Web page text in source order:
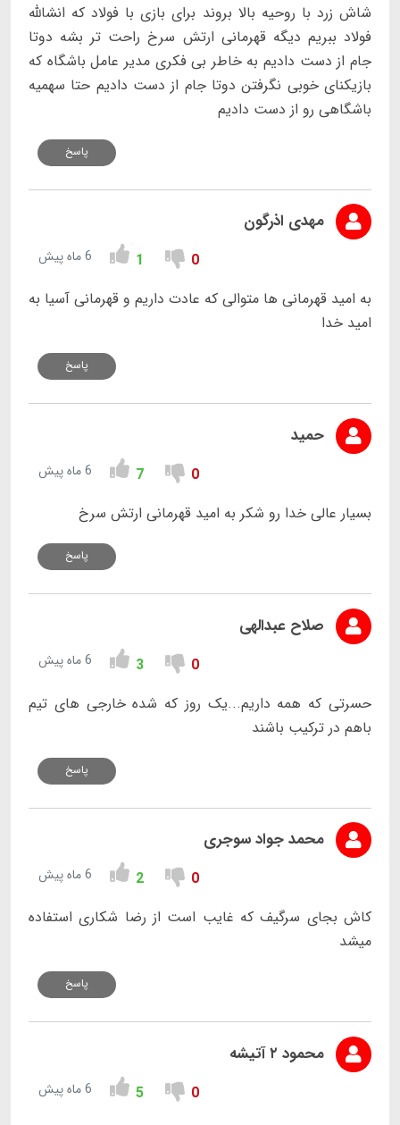
شاش زرد با روحیه بالا بروند برای بازی با فولاد که انشالله
فولاد ببریم دیگه قهرمانی ارتش سرخ راحت تر بشه دوتا
جام از دست دادیم به خاطر بی فکری مدیر عامل باشگاه که
بازیکنای خوبی نگرفتن دوتا جام از دست دادیم حتا سهمیه
باشگاهی رو از دست دادیم
پاسخ
مهدی اذرگون
0
1 6 ماه پیش
به امید قهرمانی ها متوالی که عادت داریم و قهرمانی آسیا به
امید خدا
پاسخ
حمید
0
7 6 ماه پیش
بسیار عالی خدا رو شکر به امید قهرمانی ارتش سرخ
پاسخ
صلاح عبدالهی
0
3 6 ماه پیش
حسرتی که همه داریم...یک روز که شده خارجی های تیم
باهم در ترکیب باشند
پاسخ
محمد جواد سوجری
0
2 6 ماه پیش
کاش بجای سرگیف که غایب است از رضا شکاری استفاده
میشد
پاسخ
محمود ۲ آتیشه
0
5 6 ماه پیش